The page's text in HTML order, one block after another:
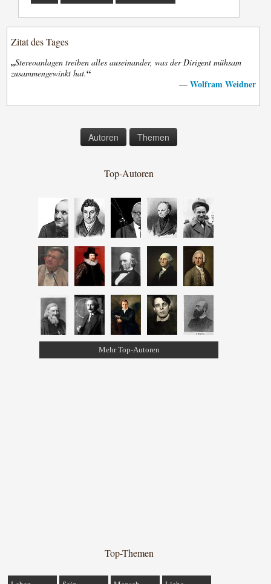
Zitat des Tages
„Stereoanlagen treiben alles auseinander, was der Dirigent mühsam
zusammengewinkt hat.“
— Wolfram Weidner
Autoren Themen
Top-Autoren
Mehr Top-Autoren
Top-Themen